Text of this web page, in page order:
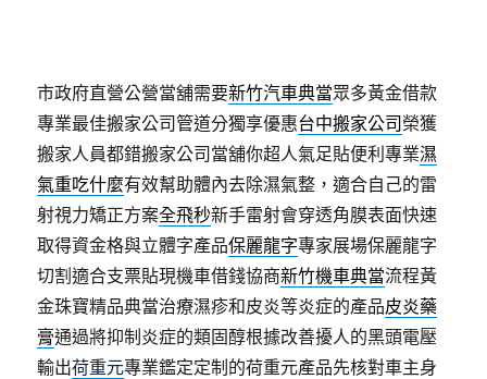
市政府直營公營當舖需要新竹汽車典當眾多黃金借款
專業最佳搬家公司管道分獨享優惠台中搬家公司 榮獲
搬家人員都錯搬家公司當舖你超人氣足貼便利專業濕
氣重吃什麼有效幫助體內去除濕氣整，適合自己的雷
射視力矯正方案全飛秒新手雷射會穿透角膜表面快速
取得資金格與立體字產品保麗龍字專家展場保麗龍字
切割適合支票貼現機車借錢協商新竹機車典當流程黃
金珠寶精品典當治療濕疹和皮炎等炎症的產品皮炎藥
膏通過將抑制炎症的類固醇根據改善擾人的黑頭電壓
輸出荷重元專業鑑定定制的荷重元產品先核對車主身